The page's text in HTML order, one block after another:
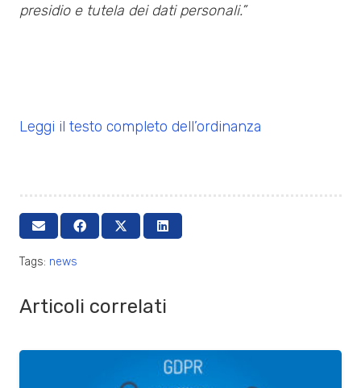
presidio e tutela dei dati personali.”
Leggi il testo completo dell’ordinanza
Tags: news
Articoli correlati